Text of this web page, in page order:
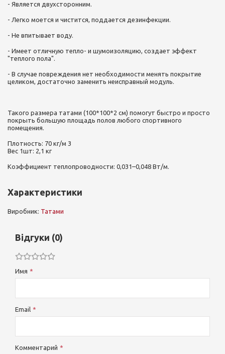
- Является двухсторонним.
- Легко моется и чистится, поддается дезинфекции.
- Не впитывает воду.
- Имеет отличную тепло- и шумоизоляцию, создает эффект
"теплого пола".
- В случае повреждения нет необходимости менять покрытие
целиком, достаточно заменить неисправный модуль.
Такого размера татами (100*100*2 см) помогут быстро и просто
покрыть большую площадь полов любого спортивного
помещения.
Плотность: 70 кг/м 3
Вес 1шт: 2,1 кг
Коэффициент теплопроводности: 0,031–0,048 Вт/м.
Характеристики
Виробник: Татами
Відгуки (0)
Имя
Email
Комментарий